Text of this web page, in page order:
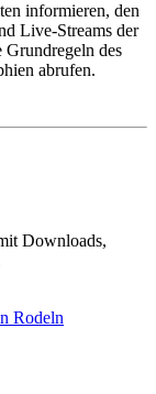
informieren, den
Live-Streams der
Grundregeln des
abrufen.
Downloads,
Rodeln